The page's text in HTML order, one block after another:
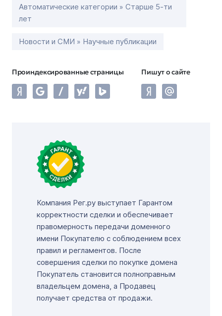
Автоматические категории » Старше 5-ти
лет
Новости и СМИ » Научные публикации
Проиндексированные страницы Пишут о сайте
Компания Рег.ру выступает Гарантом
корректности сделки и обеспечивает
правомерность передачи доменного
имени Покупателю с соблюдением всех
правил и регламентов. После
совершения сделки по покупке домена
Покупатель становится полноправным
владельцем домена, а Продавец
получает средства от продажи.